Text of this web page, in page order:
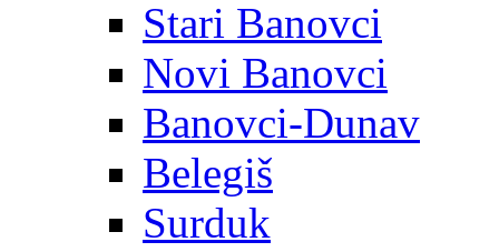
Stari Banovci
Novi Banovci
Banovci-Dunav
Belegiš
Surduk